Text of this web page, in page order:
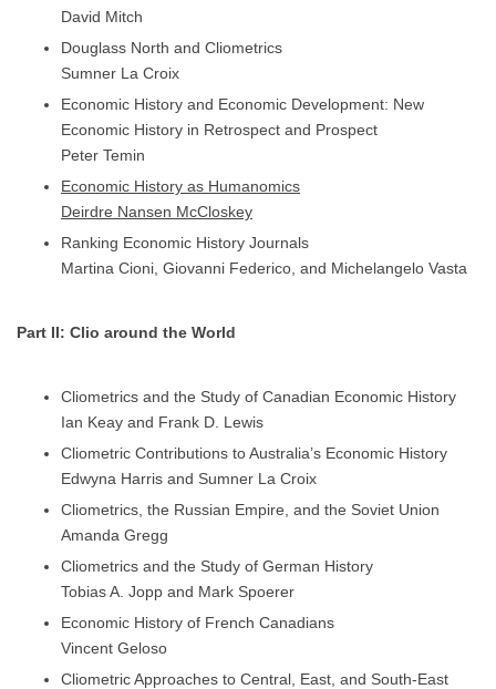
David Mitch
Douglass North and Cliometrics
Sumner La Croix
Economic History and Economic Development: New
Economic History in Retrospect and Prospect
Peter Temin
Economic History as Humanomics
Deirdre Nansen McCloskey
Ranking Economic History Journals
Martina Cioni, Giovanni Federico, and Michelangelo Vasta
Part II: Clio around the World
Cliometrics and the Study of Canadian Economic History
Ian Keay and Frank D. Lewis
Cliometric Contributions to Australia’s Economic History
Edwyna Harris and Sumner La Croix
Cliometrics, the Russian Empire, and the Soviet Union
Amanda Gregg
Cliometrics and the Study of German History
Tobias A. Jopp and Mark Spoerer
Economic History of French Canadians
Vincent Geloso
Cliometric Approaches to Central, East, and South-East